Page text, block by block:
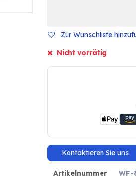
Zur Wunschliste
Nicht vorrätig
Kontaktieren Sie uns
Artikelnummer WF-